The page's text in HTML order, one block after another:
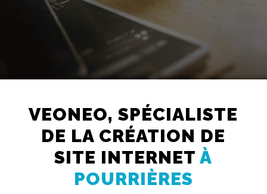
Création
Web
Referencement
Réseaux
sociaux
VEONEO, SPÉCIALISTE
DE LA CRÉATION DE
SITE INTERNETÀ
POURRIÈRES